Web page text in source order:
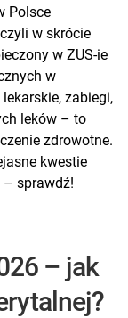
Polsce
w skrócie
w ZUS-ie
w
zabiegi,
leków – to
zdrowotne.
kwestie
– sprawdź!
– jak